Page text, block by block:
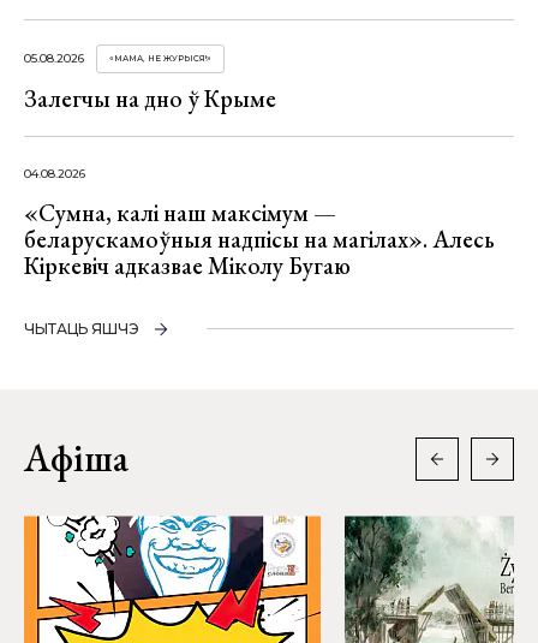
05.08.2026 «МАМА, НЕ ЖУРЫСЯ!»
Залегчы на дно ў Крыме
04.08.2026
«Сумна, калі наш максімум —
беларускамоўныя надпісы на магілах». Алесь
Кіркевіч адказвае Міколу Бугаю
ЧЫТАЦЬ ЯШЧЭ
Афіша